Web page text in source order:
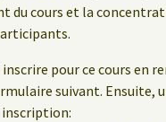
du cours et la
inscrire pour ce cours en
suivant. Ensuite,